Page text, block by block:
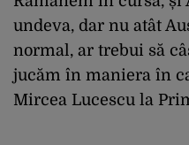
undeva, dar nu atât
normal, ar trebui să
jucăm în maniera în
Mircea Lucescu la